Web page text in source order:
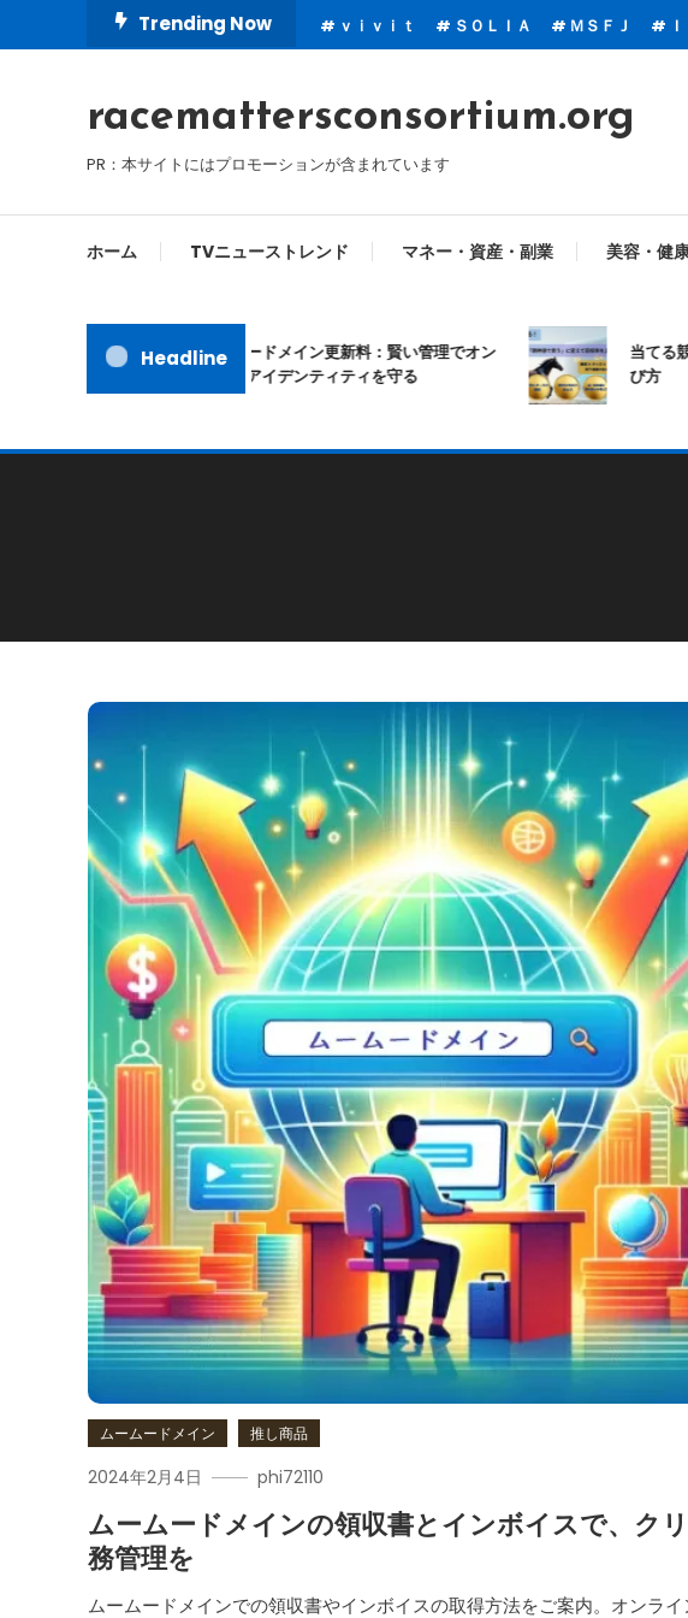
To
Trending Now ｖｉｖｉｔ ＳＯＬＩＡ ＭＳＦＪ
racemattersconsortium.org
PR：本サイトにはプロモーションが含まれています
ホーム TVニューストレンド マネー・資産・副業 美容・健
Headline
ムームードメイン更新料：賢い管理でオン
ラインアイデンティティを守る
当てる競
び方
ムームードメイン 推し商品
2024年2月4日 phi72110
ムームードメインの領収書とインボイスで、ク
務管理を
ムームードメインでの領収書やインボイスの取得方法をご案内。オンラ